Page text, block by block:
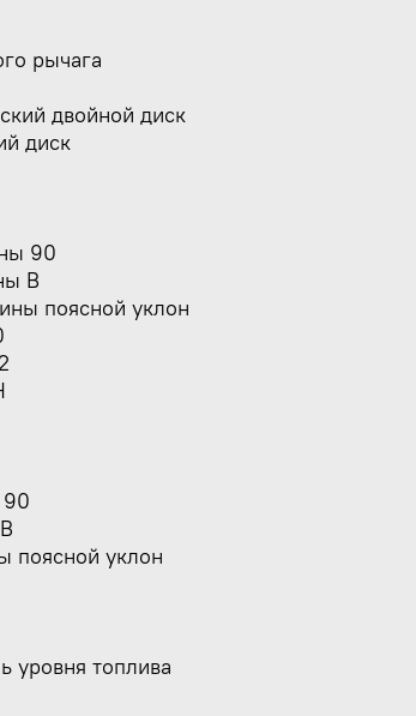
рычага
двойной диск
диск
90
B
поясной уклон
поясной уклон
уровня топлива